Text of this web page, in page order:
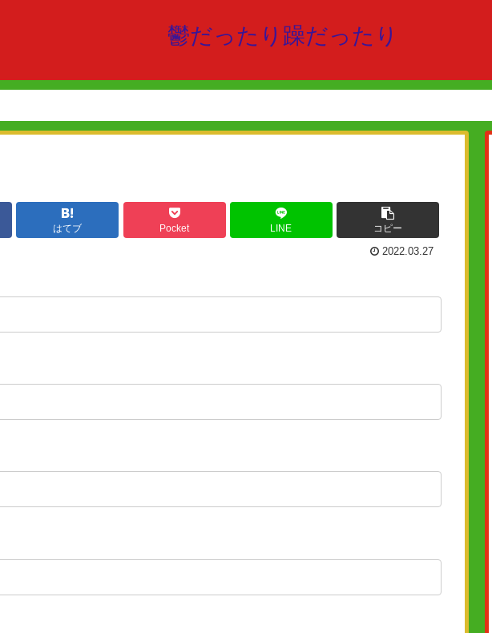
鬱だったり躁だったり
はてブ Pocket LINE コピー
2022.03.27